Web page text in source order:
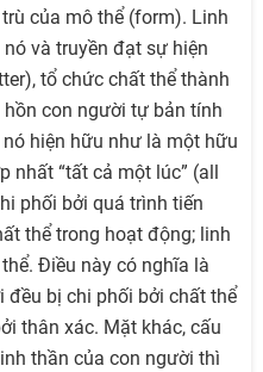
của mô thể (form). Linh
và truyền đạt sự hiện
tổ chức chất thể thành
con người tự bản tính
hiện hữu như là một hữu
“tất cả một lúc” (all
phối bởi quá trình tiến
thể trong hoạt động; linh
Điều này có nghĩa là
bị chi phối bởi chất thể
thân xác. Mặt khác, cấu
thần của con người thì